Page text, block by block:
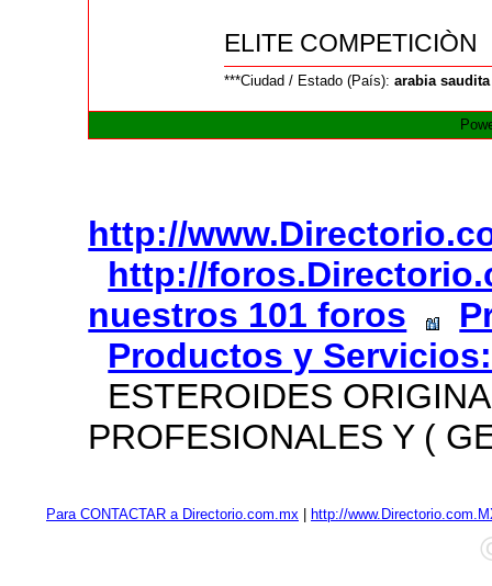
ELITE COMPETICIÒN
***Ciudad / Estado (País):arabia
http://
http://
nuestros 101 foros
Productos y
ESTEROIDES
PROFESIONALES Y (
Para CONTACTAR a Directorio.com.mx http://